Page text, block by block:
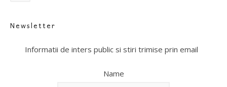
Newsletter
Informatii de inters public si stiri trimise prin email
Name